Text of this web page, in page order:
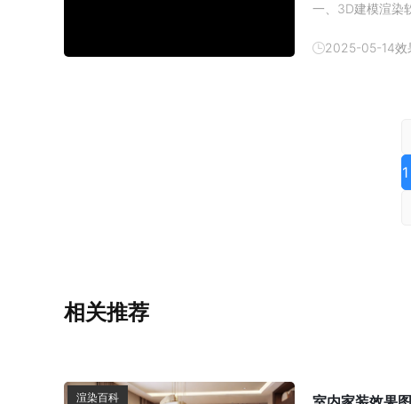
一、3D建模渲染
计、产品设计等
2025-05-14效
1
相关推荐
渲染百科